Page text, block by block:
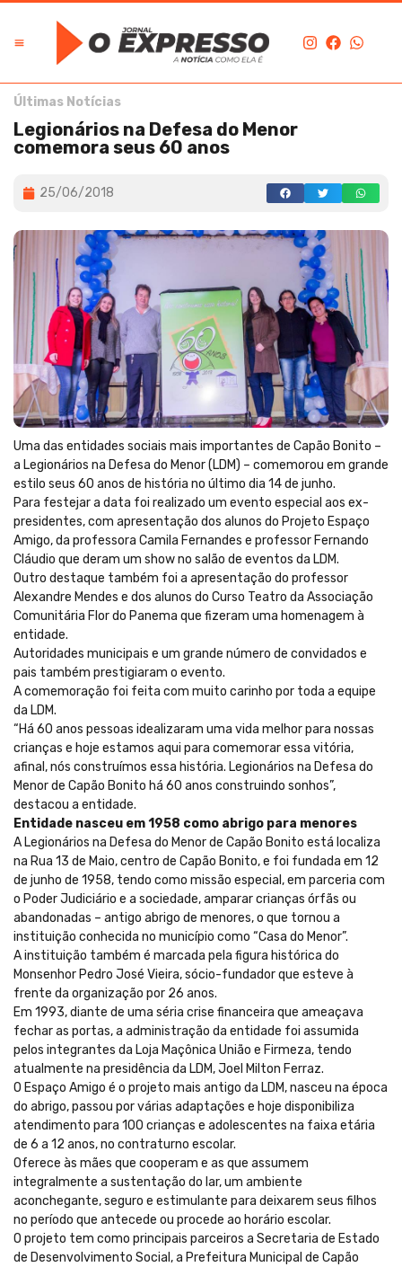
Últimas Notícias
Legionários na Defesa do Menor
comemora seus 60 anos
25/06/2018
Uma das entidades sociais mais importantes de Capão Bonito –
a Legionários na Defesa do Menor (LDM) – comemorou em grande
estilo seus 60 anos de história no último dia 14 de junho.
Para festejar a data foi realizado um evento especial aos ex-
presidentes, com apresentação dos alunos do Projeto Espaço
Amigo, da professora Camila Fernandes e professor Fernando
Cláudio que deram um show no salão de eventos da LDM.
Outro destaque também foi a apresentação do professor
Alexandre Mendes e dos alunos do Curso Teatro da Associação
Comunitária Flor do Panema que fizeram uma homenagem à
entidade.
Autoridades municipais e um grande número de convidados e
pais também prestigiaram o evento.
A comemoração foi feita com muito carinho por toda a equipe
da LDM.
“Há 60 anos pessoas idealizaram uma vida melhor para nossas
crianças e hoje estamos aqui para comemorar essa vitória,
afinal, nós construímos essa história. Legionários na Defesa do
Menor de Capão Bonito há 60 anos construindo sonhos”,
destacou a entidade.
Entidade nasceu em 1958 como abrigo para menores
A Legionários na Defesa do Menor de Capão Bonito está localiza
na Rua 13 de Maio, centro de Capão Bonito, e foi fundada em 12
de junho de 1958, tendo como missão especial, em parceria com
o Poder Judiciário e a sociedade, amparar crianças órfãs ou
abandonadas – antigo abrigo de menores, o que tornou a
instituição conhecida no município como “Casa do Menor”.
A instituição também é marcada pela figura histórica do
Monsenhor Pedro José Vieira, sócio-fundador que esteve à
frente da organização por 26 anos.
Em 1993, diante de uma séria crise financeira que ameaçava
fechar as portas, a administração da entidade foi assumida
pelos integrantes da Loja Maçônica União e Firmeza, tendo
atualmente na presidência da LDM, Joel Milton Ferraz.
O Espaço Amigo é o projeto mais antigo da LDM, nasceu na época
do abrigo, passou por várias adaptações e hoje disponibiliza
atendimento para 100 crianças e adolescentes na faixa etária
de 6 a 12 anos, no contraturno escolar.
Oferece às mães que cooperam e as que assumem
integralmente a sustentação do lar, um ambiente
aconchegante, seguro e estimulante para deixarem seus filhos
no período que antecede ou procede ao horário escolar.
O projeto tem como principais parceiros a Secretaria de Estado
de Desenvolvimento Social, a Prefeitura Municipal de Capão